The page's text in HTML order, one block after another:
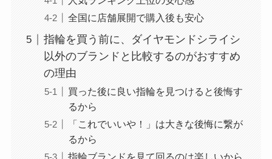
全国に店舗展開で購入後も安心
指輪を買う前に、ダイヤモンドシライシ
以外のブランドと比較するのがおすすめ
の理由
買った後に良い指輪を見つけると後悔す
るから
「これでいいや！」は大きな後悔に繋が
るから
指輪ブランドを見て回るのは楽しいから